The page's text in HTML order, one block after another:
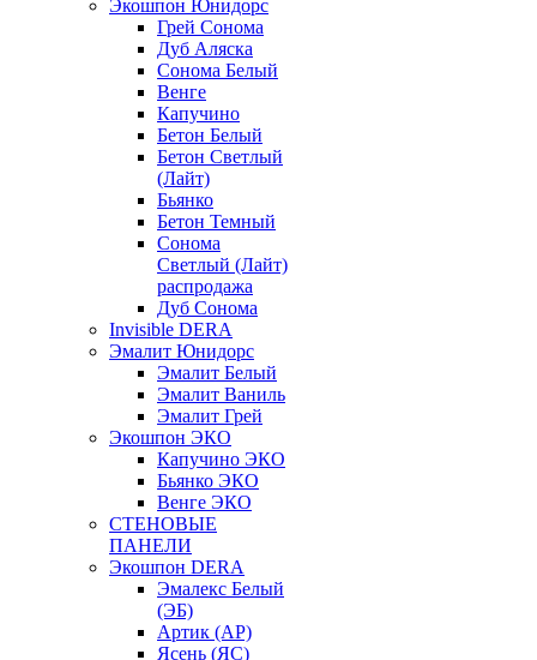
Экошпон Юнидорс
Грей Сонома
Дуб Аляска
Сонома Белый
Венге
Капучино
Бетон Белый
Бетон Светлый
(Лайт)
Бьянко
Бетон Темный
Сонома
Светлый (Лайт)
распродажа
Дуб Сонома
Invisible DERA
Эмалит Юнидорс
Эмалит Белый
Эмалит Ваниль
Эмалит Грей
Экошпон ЭКО
Капучино ЭКО
Бьянко ЭКО
Венге ЭКО
СТЕНОВЫЕ
ПАНЕЛИ
Экошпон DERA
Эмалекс Белый
(ЭБ)
Артик (АР)
Ясень (ЯС)